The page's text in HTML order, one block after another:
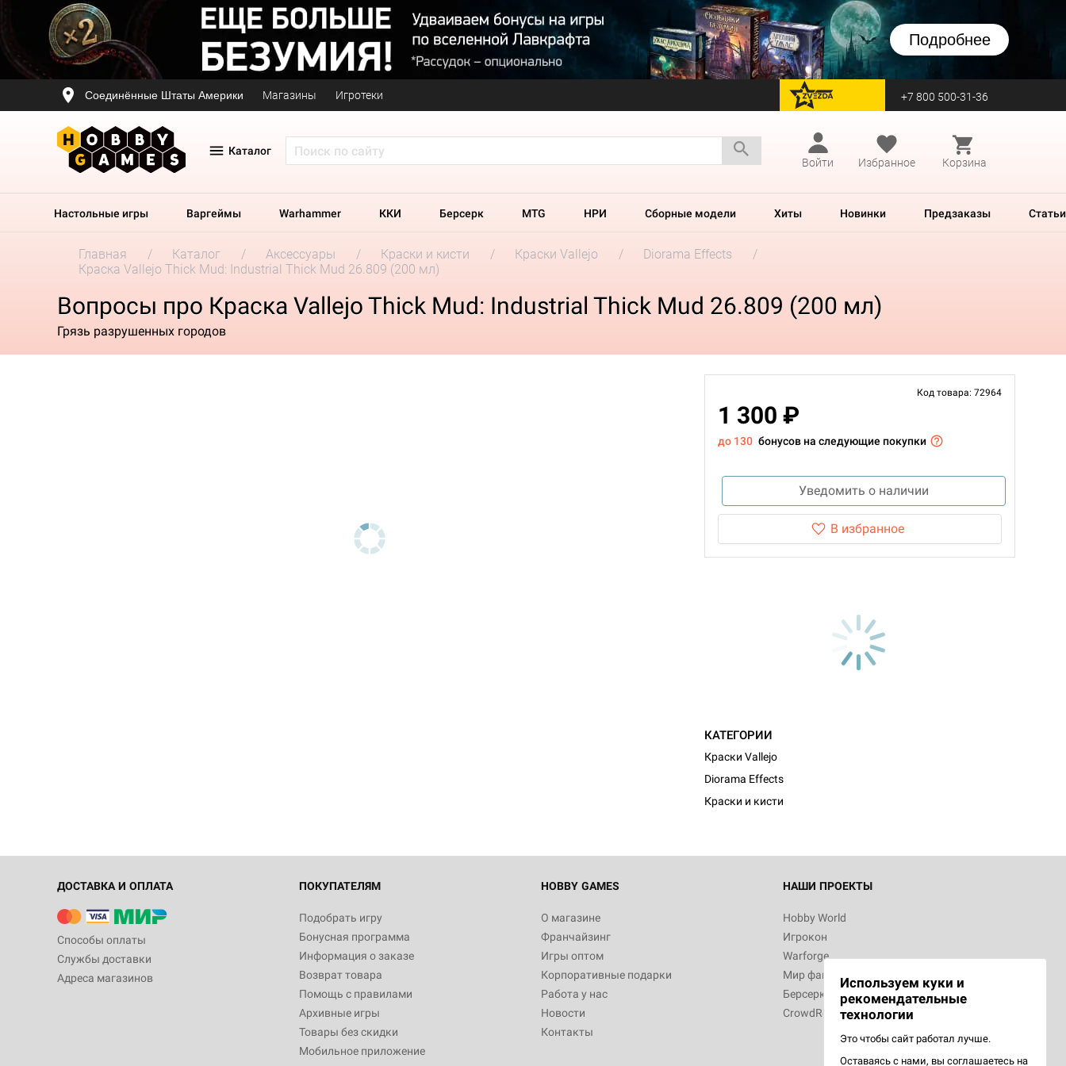
Подробнее
Соединённые Штаты Америки Магазины Игротеки перейти на Zvezda +7 800 500-31-36
Каталог
Войти
Избранное Корзина
Настольные игры Варгеймы Warhammer ККИ Берсерк MTG НРИ Сборные модели Хиты Новинки Предзаказы Статьи
Главная Каталог Аксессуары Краски и кисти Краски Vallejo
Diorama Effects
Краска Vallejo Thick Mud: Industrial Thick Mud 26.809 (200 мл)
Вопросы про Краска Vallejo Thick Mud: Industrial Thick Mud 26.809 (200 мл)
Грязь разрушенных городов
Код товара: 72964
1 300 ₽
до 130 бонусов на следующие покупки
Уведомить о наличии
В избранное
КАТЕГОРИИ
Краски Vallejo
Diorama Effects
Краски и кисти
ДОСТАВКА И ОПЛАТА
Способы оплаты
Службы доставки
Адреса магазинов
ПОКУПАТЕЛЯМ
Подобрать игру
Бонусная программа
Информация о заказе
Возврат товара
Помощь с правилами
Архивные игры
Товары без скидки
Мобильное приложение
HOBBY GAMES
О магазине
Франчайзинг
Игры оптом
Корпоративные подарки
Работа у нас
Новости
Контакты
НАШИ ПРОЕКТЫ
Hobby World
Игрокон
Warforge
Мир фантастики
Берсерк
CrowdRepublic
Используем куки и
рекомендательные
технологии
Это чтобы сайт работал лучше.
Оставаясь с нами, вы соглашаетесь на